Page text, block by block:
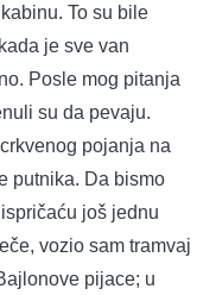
To su bile
je sve van
Posle mog pitanja
su da pevaju.
pojanja na
putnika. Da bismo
još jednu
vozio sam tramvaj
pijace; u